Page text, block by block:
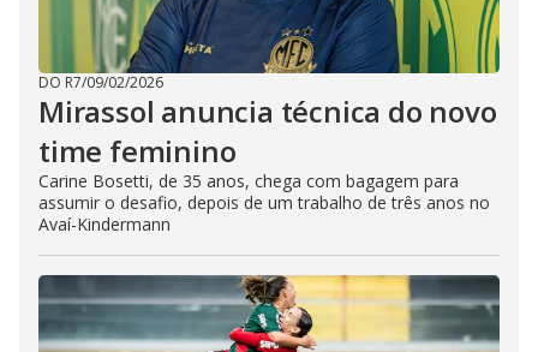
DO R7/09/02/2026
Mirassol anuncia técnica do novo
time feminino
Carine Bosetti, de 35 anos, chega com bagagem para
assumir o desafio, depois de um trabalho de três anos no
Avaí-Kindermann